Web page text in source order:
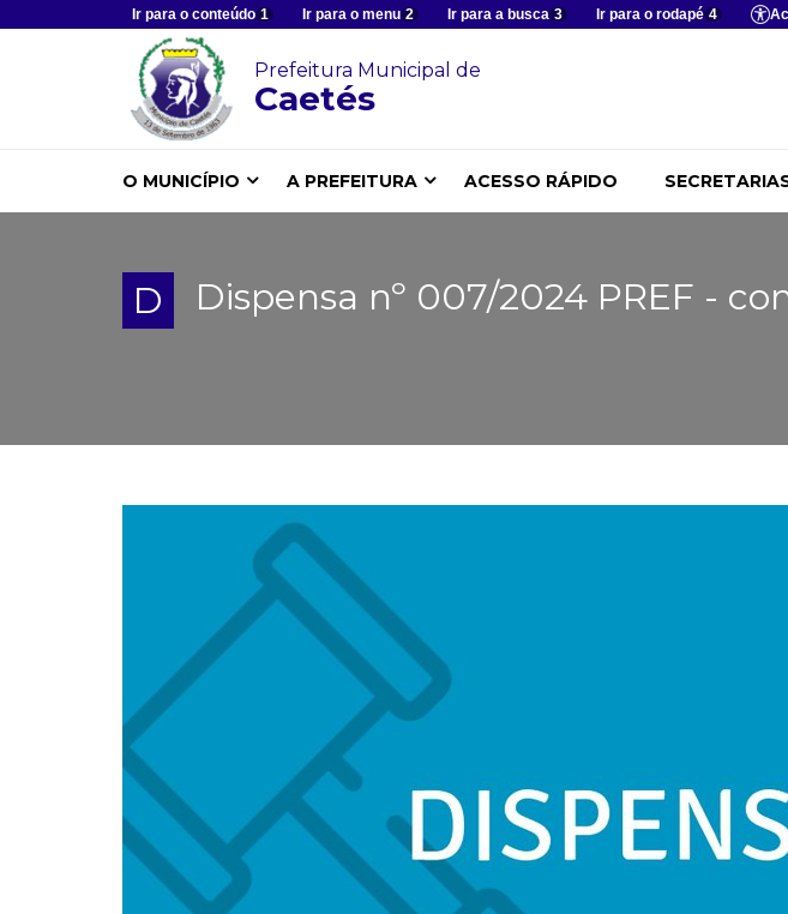
Ir para o conteúdo 1 Ir para o menu 2 Ir para a busca 3 Ir para o rodapé 4
Prefeitura Municipal de
Caetés
O MUNICÍPIO A PREFEITURA ACESSO RÁPIDO
D Dispensa nº 007/2024 PREF -